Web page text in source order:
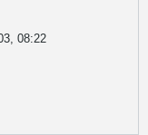
08:22